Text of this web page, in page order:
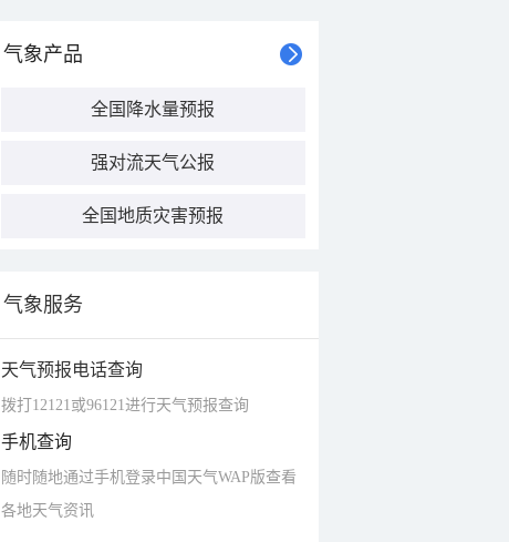
气象产品
全国降水量预报
强对流天气公报
全国地质灾害预报
气象服务
天气预报电话查询
拨打12121或96121进行天气预报查询
手机查询
随时随地通过手机登录中国天气WAP版查看
各地天气资讯